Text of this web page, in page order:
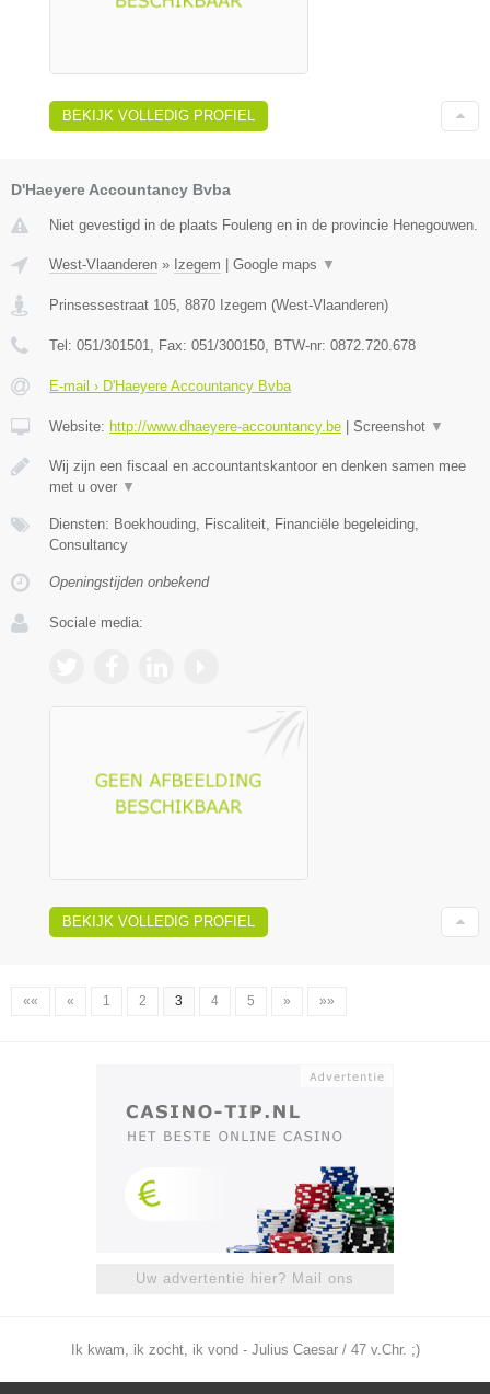
BEKIJK VOLLEDIG PROFIEL
D'Haeyere Accountancy Bvba
Niet gevestigd in de plaats Fouleng en in de provincie Henegouwen.
West-Vlaanderen » Izegem Google maps ▼
Prinsessestraat 105, 8870 Izegem (West-Vlaanderen)
Tel: 051/301501, Fax: 051/300150, BTW-nr: 0872.720.678
E-mail › D'Haeyere Accountancy Bvba
Website: http://www.dhaeyere-accountancy.be Screenshot ▼
Wij zijn een fiscaal en accountantskantoor en denken samen mee
met u over ▼
Diensten: Boekhouding, Fiscaliteit, Financiële begeleiding,
Consultancy
Openingstijden onbekend
Sociale media:
BEKIJK VOLLEDIG PROFIEL
«« « 1 2 3 4 5 » »»
Uw advertentie hier? Mail ons
Ik kwam, ik zocht, ik vond - Julius Caesar / 47 v.Chr. ;)